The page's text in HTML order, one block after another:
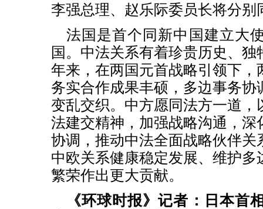
李强总理、赵乐际委员长将分别
法国是首个同新中国建立大
国。中法关系有着珍贵历史、
年来，在两国元首战略引领下，
务实合作成果丰硕，多边事务协
变乱交织。中方愿同法方一道，
法建交精神，加强战略沟通，深
协调，推动中法全面战略伙伴关
中欧关系健康稳定发展、维护多
繁荣作出更大贡献。
《环球时报》记者：日本首